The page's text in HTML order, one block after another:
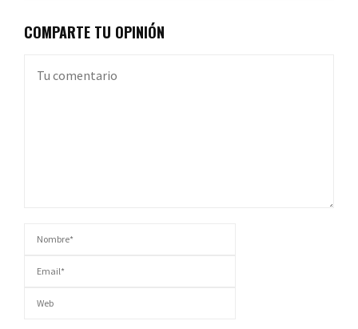
COMPARTE TU OPINIÓN